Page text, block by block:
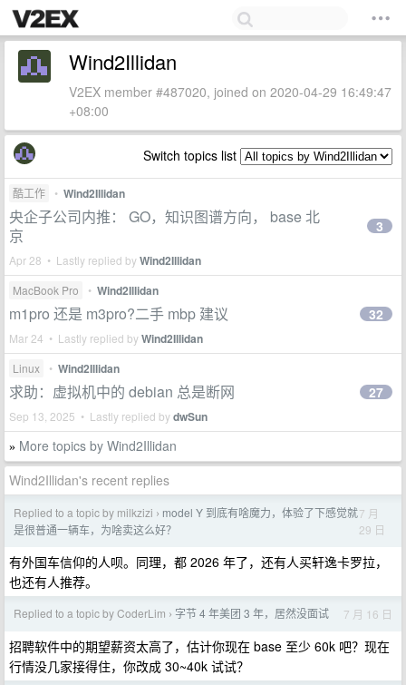
Wind2Illidan
V2EX member #487020, joined on 2020-04-29 16:49:47
+08:00
Switch topics list
酷工作 • Wind2Illidan
央企子公司内推： GO，知识图谱方向， base 北
京
Apr 28 • Lastly replied byWind2Illidan
3
MacBook Pro • Wind2Illidan
m1pro 还是 m3pro?二手 mbp 建议
Mar 24 • Lastly replied byWind2Illidan
32
Linux • Wind2Illidan
求助：虚拟机中的 debian 总是断网
Sep 13, 2025 • Lastly replied bydwSun
27
» More topics by Wind2Illidan
Wind2Illidan's recent replies
Replied to a topic by milkzizi › model Y 到底有啥魔力，体验了下感觉就
是很普通一辆车，为啥卖这么好？
7 月
29 日
有外国车信仰的人呗。同理，都 2026 年了，还有人买轩逸卡罗拉，
也还有人推荐。
Replied to a topic by CoderLim › 字节 4 年美团 3 年，居然没面试 7 月 16 日
招聘软件中的期望薪资太高了，估计你现在 base 至少 60k 吧？现在
行情没几家接得住，你改成 30~40k 试试？